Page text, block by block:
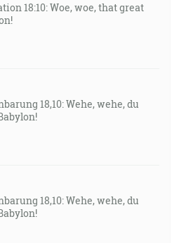
18:10: Woe, woe, that great
18,10: Wehe, wehe, du
18,10: Wehe, wehe, du